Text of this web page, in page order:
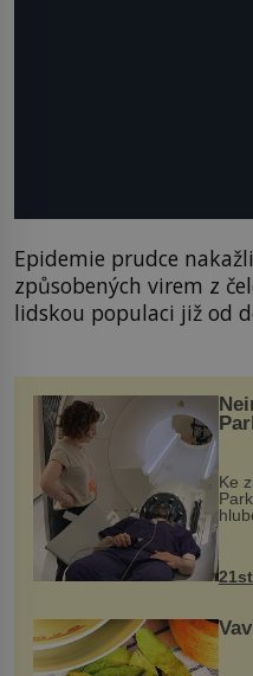
Epidemie prudce
způsobených virem z
lidskou populaci již od
Ke
k